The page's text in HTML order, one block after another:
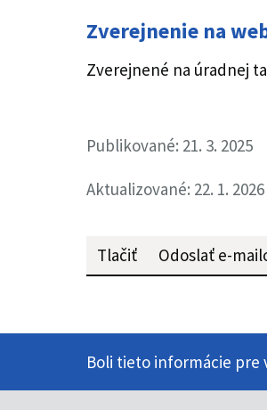
Zverejnenie na
Zverejnené na úradnej
Publikované: 21. 3. 2025
Aktualizované: 22. 1. 2026
Tlačiť Odoslať e-
Boli tieto informácie pre